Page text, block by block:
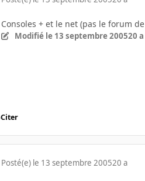
Consoles + et le net (pas le forum
Modifié le 13 septembre 200520 a
Citer
Posté(e) le 13 septembre 200520 a